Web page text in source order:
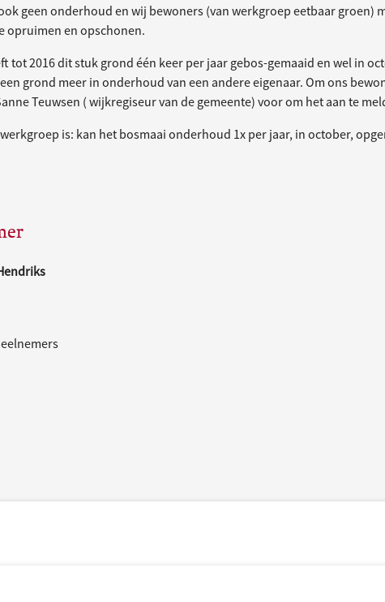
geen onderhoud en wij bewoners (van werkgroep eetbaar groen)
opruimen en opschonen.
tot 2016 dit stuk grond één keer per jaar gebos-gemaaid en wel in
grond meer in onderhoud van een andere eigenaar. Om ons
Teuwsen ( wijkregiseur van de gemeente) voor om het aan te
is: kan het bosmaai onderhoud 1x per jaar, in october,